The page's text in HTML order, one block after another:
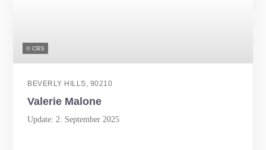
© CBS
BEVERLY HILLS, 90210
Valerie Malone
Update: 2. September 2025